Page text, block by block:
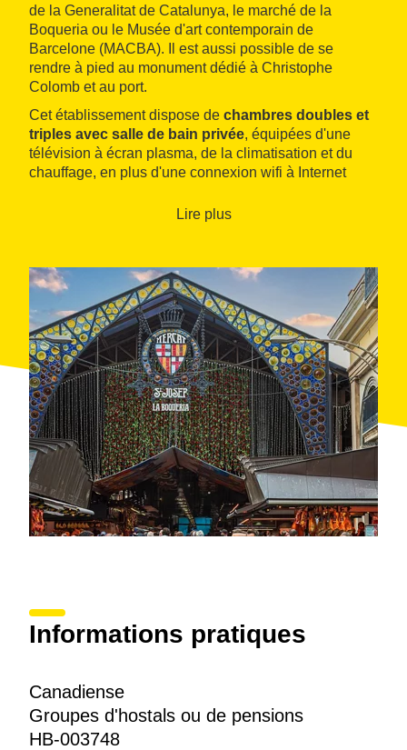
de la Generalitat de Catalunya, le marché de la
Boqueria ou le Musée d'art contemporain de
Barcelone (MACBA). Il est aussi possible de se
rendre à pied au monument dédié à Christophe
Colomb et au port.
Cet établissement dispose de chambres doubles et
triples avec salle de bain privée, équipées d'une
télévision à écran plasma, de la climatisation et du
chauffage, en plus d'une connexion wifi à Internet
d'autres extérieures avec balcon. Elles sont décorées
Lire plus
Informations pratiques
Canadiense
Groupes d'hostals ou de pensions
HB-003748